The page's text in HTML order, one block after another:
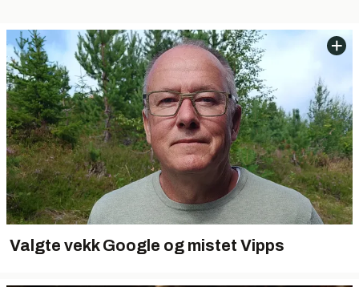
Valgte vekk Google og mistet Vipps